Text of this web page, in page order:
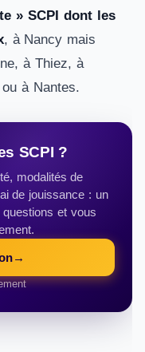
» SCPI dont les
, à Nancy mais
à Thiez, à
à Nantes.
SCPI ?
modalités de
de jouissance : un
et vous
→